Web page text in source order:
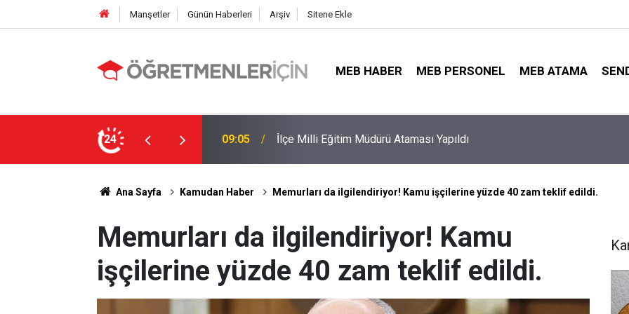
Manşetler Günün Haberleri Arşiv Sitene Ekle
MEB HABER MEB PERSONEL MEB ATAMA
24 19:00 MEB e-Kayıt Sonuçları e-Devlet'te: İşte Sorgulama Ekranı ve Nakil
Ana Sayfa Kamudan Haber Memurları da ilgilendiriyor! Kamu işçilerine yüzde 40 zam teklif edildi.
Memurları da ilgilendiriyor! Kamu
işçilerine yüzde 40 zam teklif edildi.